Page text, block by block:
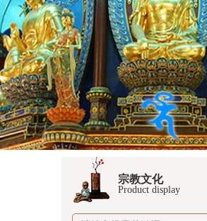
宗教文化
Product display